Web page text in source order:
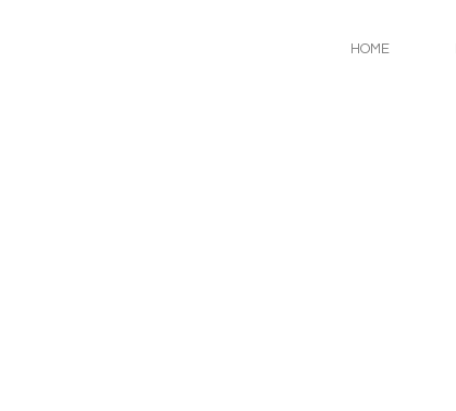
HOME